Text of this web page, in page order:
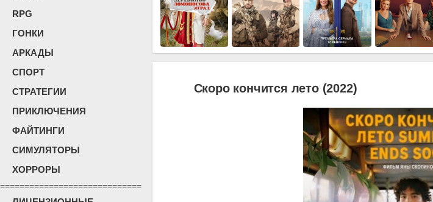
RPG
ГОНКИ
АРКАДЫ
СПОРТ
СТРАТЕГИИ
ПРИКЛЮЧЕНИЯ
ФАЙТИНГИ
СИМУЛЯТОРЫ
ХОРРОРЫ
=============================
Скоро кончится лето (2022)